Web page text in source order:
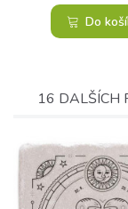
Do
16 DALŠÍCH